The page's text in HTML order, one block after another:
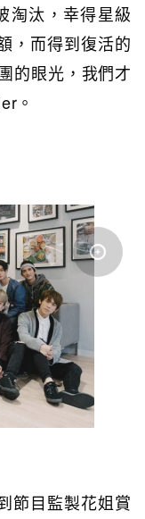
淘汰，幸得星級
，而得到復活的
的眼光，我們才
。
節目監製花姐賞